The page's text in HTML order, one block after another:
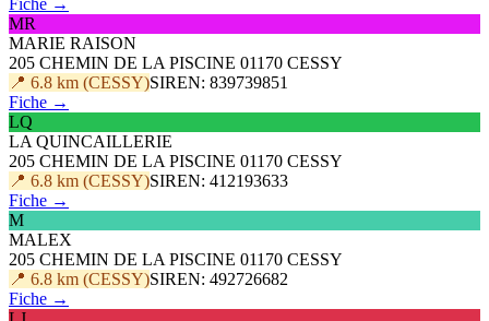
MR
MARIE RAISON
205 CHEMIN DE LA PISCINE 01170 CESSY
📍 6.8 km (CESSY)SIREN: 839739851
Fiche →
LQ
LA QUINCAILLERIE
205 CHEMIN DE LA PISCINE 01170 CESSY
📍 6.8 km (CESSY)SIREN: 412193633
Fiche →
M
MALEX
205 CHEMIN DE LA PISCINE 01170 CESSY
📍 6.8 km (CESSY)SIREN: 492726682
Fiche →